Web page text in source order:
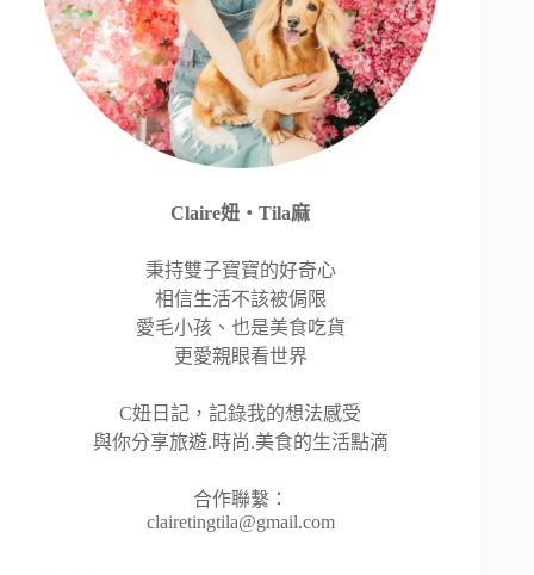
Claire妞‧Tila麻
秉持雙子寶寶的好奇心
相信生活不該被侷限
愛毛小孩、也是美食吃貨
更愛親眼看世界
C妞日記，記錄我的想法感受
與你分享旅遊.時尚.美食的生活點滴
合作聯繫：
clairetingtila@gmail.com